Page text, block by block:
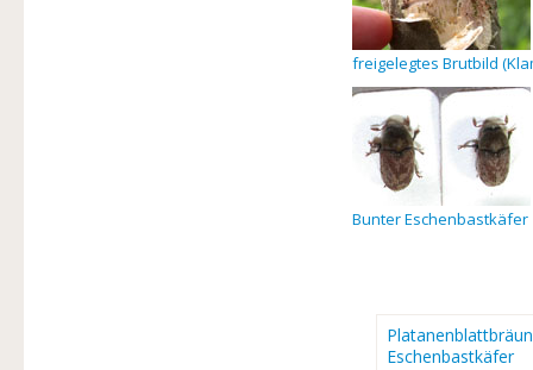
freigelegtes Brutbild
Bunter Eschenbastkäfer
Eschenbastkäfer